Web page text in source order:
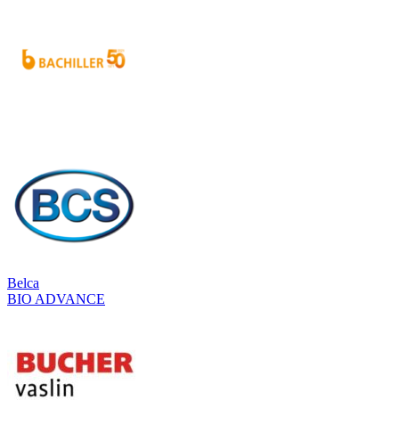
Belca
BIO ADVANCE